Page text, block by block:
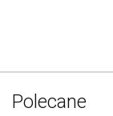
Polecane